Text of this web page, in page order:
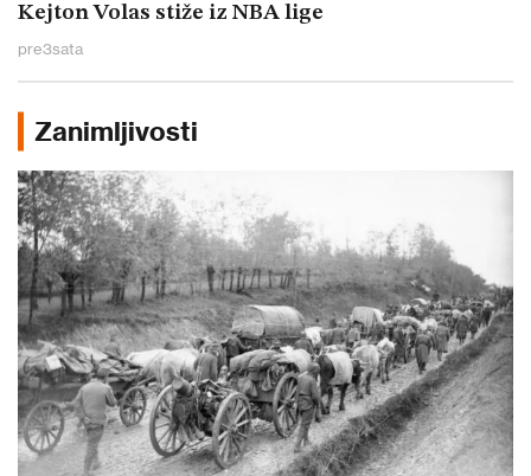
Kejton Volas stiže iz NBA lige
pre3sata
Zanimljivosti